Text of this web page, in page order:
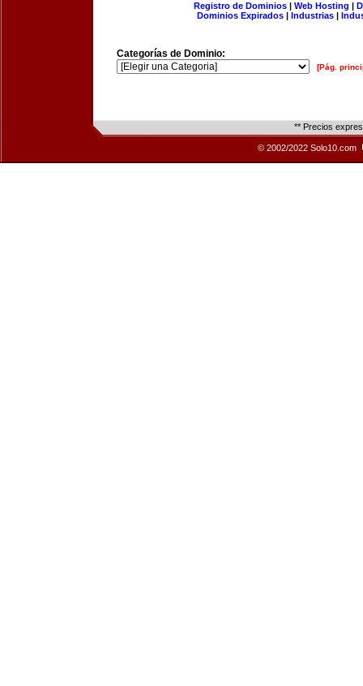
Registro de Dominios| Web Hosting |
Dominios Expirados | Industrias |
Categorías de Dominio:
[Pág.
** Precios
© 2002/2022 Solo10.com